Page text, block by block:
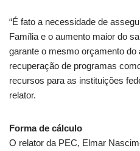
“É fato a necessidade de
Família e o aumento maior do
garante o mesmo orçamento do
recuperação de programas
recursos para as instituições
relator.
Forma de cálculo
O relator da PEC, Elmar